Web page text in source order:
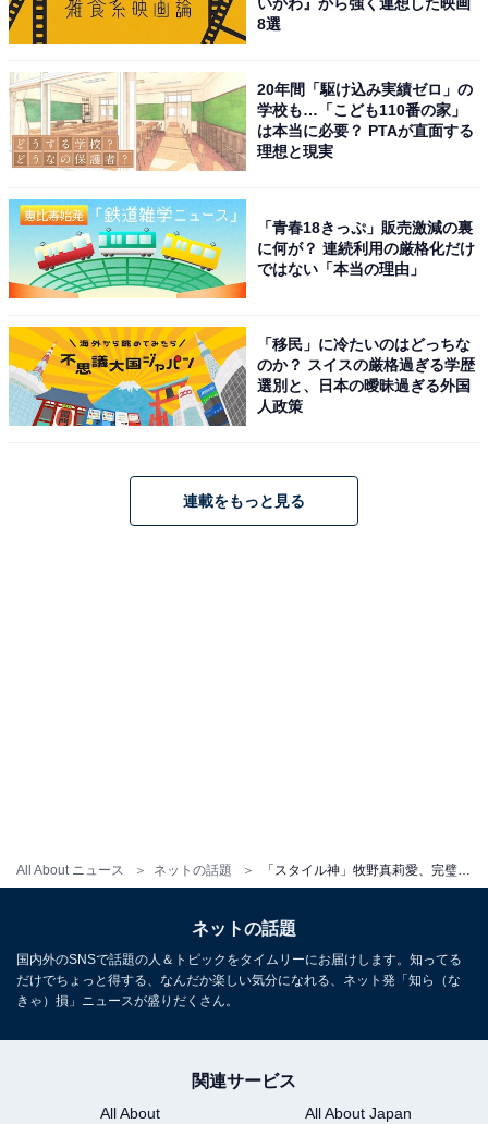
All About ニュース ネットの話題
いかわ』から強く連想した映画
8選
20年間「駆け込み実績ゼロ」の
学校も…「こども110番の家」
は本当に必要？ PTAが直面する
理想と現実
「青春18きっぷ」販売激減の裏
に何が？ 連続利用の厳格化だけ
ではない「本当の理由」
「移民」に冷たいのはどっちな
のか？ スイスの厳格過ぎる学歴
選別と、日本の曖昧過ぎる外国
人政策
連載をもっと見る
ネットの話題
国内外のSNSで話題の人＆トピックをタイムリーにお届けします。知ってる
だけでちょっと得する、なんだか楽しい気分になれる、ネット発「知ら（な
きゃ）損」ニュースが盛りだくさん。
関連サービス
All About
All About Japan